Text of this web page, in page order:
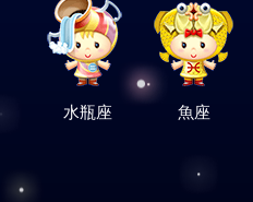
水瓶座 魚座